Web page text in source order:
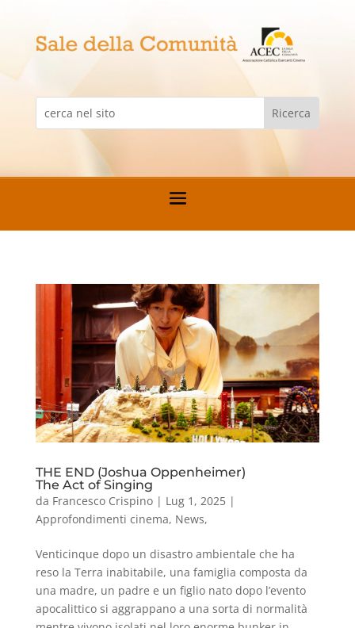
THE END (Joshua Oppenheimer)
The Act of Singing
da Francesco Crispino| Lug 1, 2025|
Approfondimenti cinema, News,
Venticinque dopo un disastro ambientale che ha
reso la Terra inabitabile, una famiglia composta da
una madre, un padre e un figlio nato dopo l’evento
apocalittico si aggrappano a una sorta di normalità